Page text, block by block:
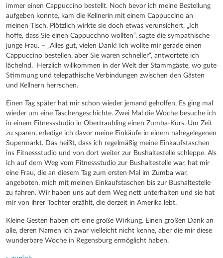
immer einen Cappuccino bestellt. Noch bevor ich meine Bestellung
aufgeben konnte, kam die Kellnerin mit einem Cappuccino an
meinen Tisch. Plötzlich wirkte sie doch etwas verunsichert, „Ich
hoffe, dass Sie einen Cappucchno wollten“, sagte die sympathische
junge Frau. – „Alles gut, vielen Dank! Ich wollte mir gerade einen
Cappuccino bestellen, aber Sie waren schneller“, antwortete ich
lächelnd. Herzlich willkommen in der Welt der Stammgäste, wo gute
Stimmung und telepathische Verbindungen zwischen den Gästen
und Kellnern herrschen.
Einen Tag später hat mir schon wieder jemand geholfen. Es ging mal
wieder um eine Taschengeschichte. Zwei Mal die Woche besuche ich
in einem Fitnessstudio in Obertraubling einen Zumba-Kurs. Um Zeit
zu sparen, erledige ich davor meine Einkäufe in einem nahegelegenen
Supermarkt. Das heißt, dass ich regelmäßig meine Einkaufstaschen
ins Fitnessstudio und von dort weiter zur Bushaltestelle schleppe. Als
ich auf dem Weg vom Fitnessstudio zur Bushaltestelle war, hat mir
eine Frau, die an diesem Tag zum ersten Mal im Zumba war,
angeboten, mich mit meinen Einkaufstaschen bis zur Bushaltestelle
zu fahren. Wir haben uns auf dem Weg nett unterhalten und sie hat
mir von ihrer Tochter erzählt, die derzeit in Amerika lebt.
Kleine Gesten haben oft eine große Wirkung. Einen großen Dank an
alle, deren Namen ich zwar vielleicht nicht kenne, aber die mir diese
wunderbare Woche in Regensburg ermöglicht haben.